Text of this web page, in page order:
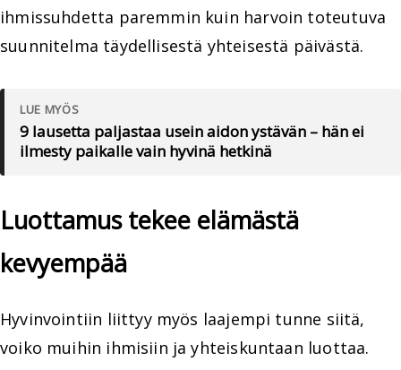
ihmissuhdetta paremmin kuin harvoin toteutuva
suunnitelma täydellisestä yhteisestä päivästä.
LUE MYÖS
9 lausetta paljastaa usein aidon ystävän – hän ei
ilmesty paikalle vain hyvinä hetkinä
Luottamus tekee elämästä
kevyempää
Hyvinvointiin liittyy myös laajempi tunne siitä,
voiko muihin ihmisiin ja yhteiskuntaan luottaa.